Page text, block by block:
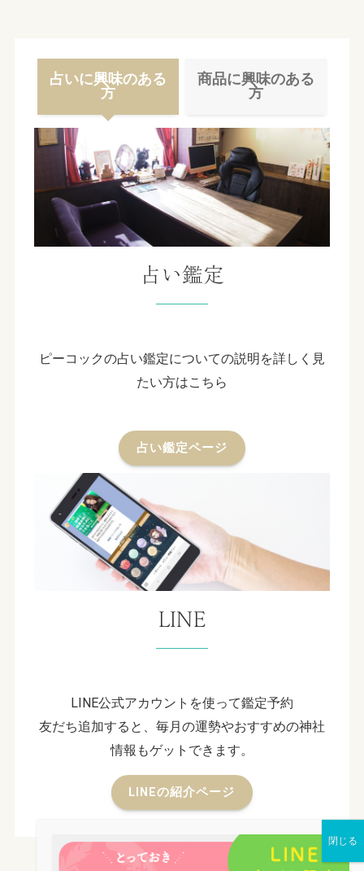
占いに興味のある
方
商品に興味のある
方
占い鑑定
ピーコックの占い鑑定についての説明を詳しく見
たい方はこちら
占い鑑定ページ
LINE
LINE公式アカウントを使って鑑定予約
友だち追加すると、毎月の運勢やおすすめの神社
情報もゲットできます。
LINEの紹介ページ